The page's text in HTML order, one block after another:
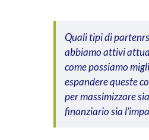
Quali tipi di
abbiamo attivi
come possiamo
espandere queste
per massimizzare
finanziario sia